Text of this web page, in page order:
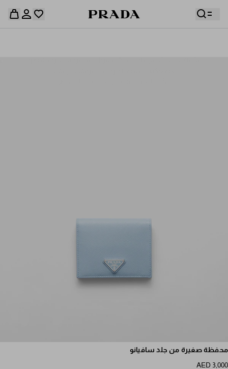
محفظة صغيرة من جلد سافيانو
AED 3,000